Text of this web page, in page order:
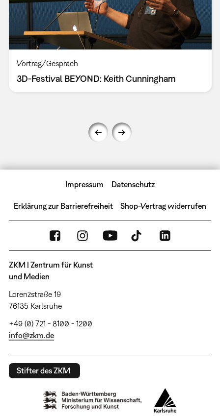
Vortrag/Gespräch
3D-Festival BEYOND: Keith Cunningham
Impressum Datenschutz
Erklärung zur Barrierefreiheit Shop-Vertrag widerrufen
ZKM | Zentrum für Kunst
und Medien
Lorenzstraße 19
76135 Karlsruhe
+49 (0) 721 - 8100 - 1200
info@zkm.de
Stifter des ZKM